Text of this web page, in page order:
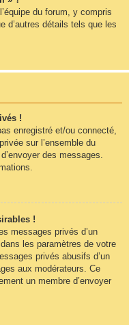
du forum, y compris
d’autres détails tels que les
!
enregistré et/ou connecté,
sur l’ensemble du
des messages.
!
messages privés d’un
les paramètres de votre
privés abusifs d’un
aux modérateurs. Ce
un membre d’envoyer